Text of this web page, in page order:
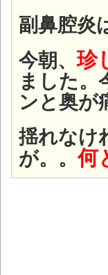
副鼻腔炎
今朝、珍
ました。
ンと奥が
揺れなけ
が。。何